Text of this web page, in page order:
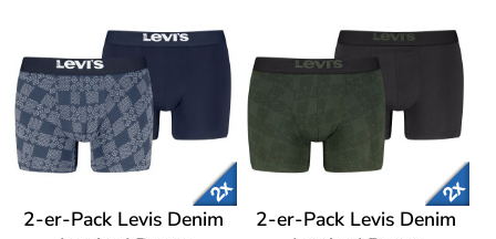
2-er-Pack Levis Denim
2-er-Pack Levis Denim